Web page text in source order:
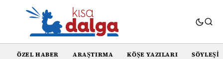
ÖZEL HABER ARAŞTIRMA KÖŞE YAZILARI SÖYLEŞI